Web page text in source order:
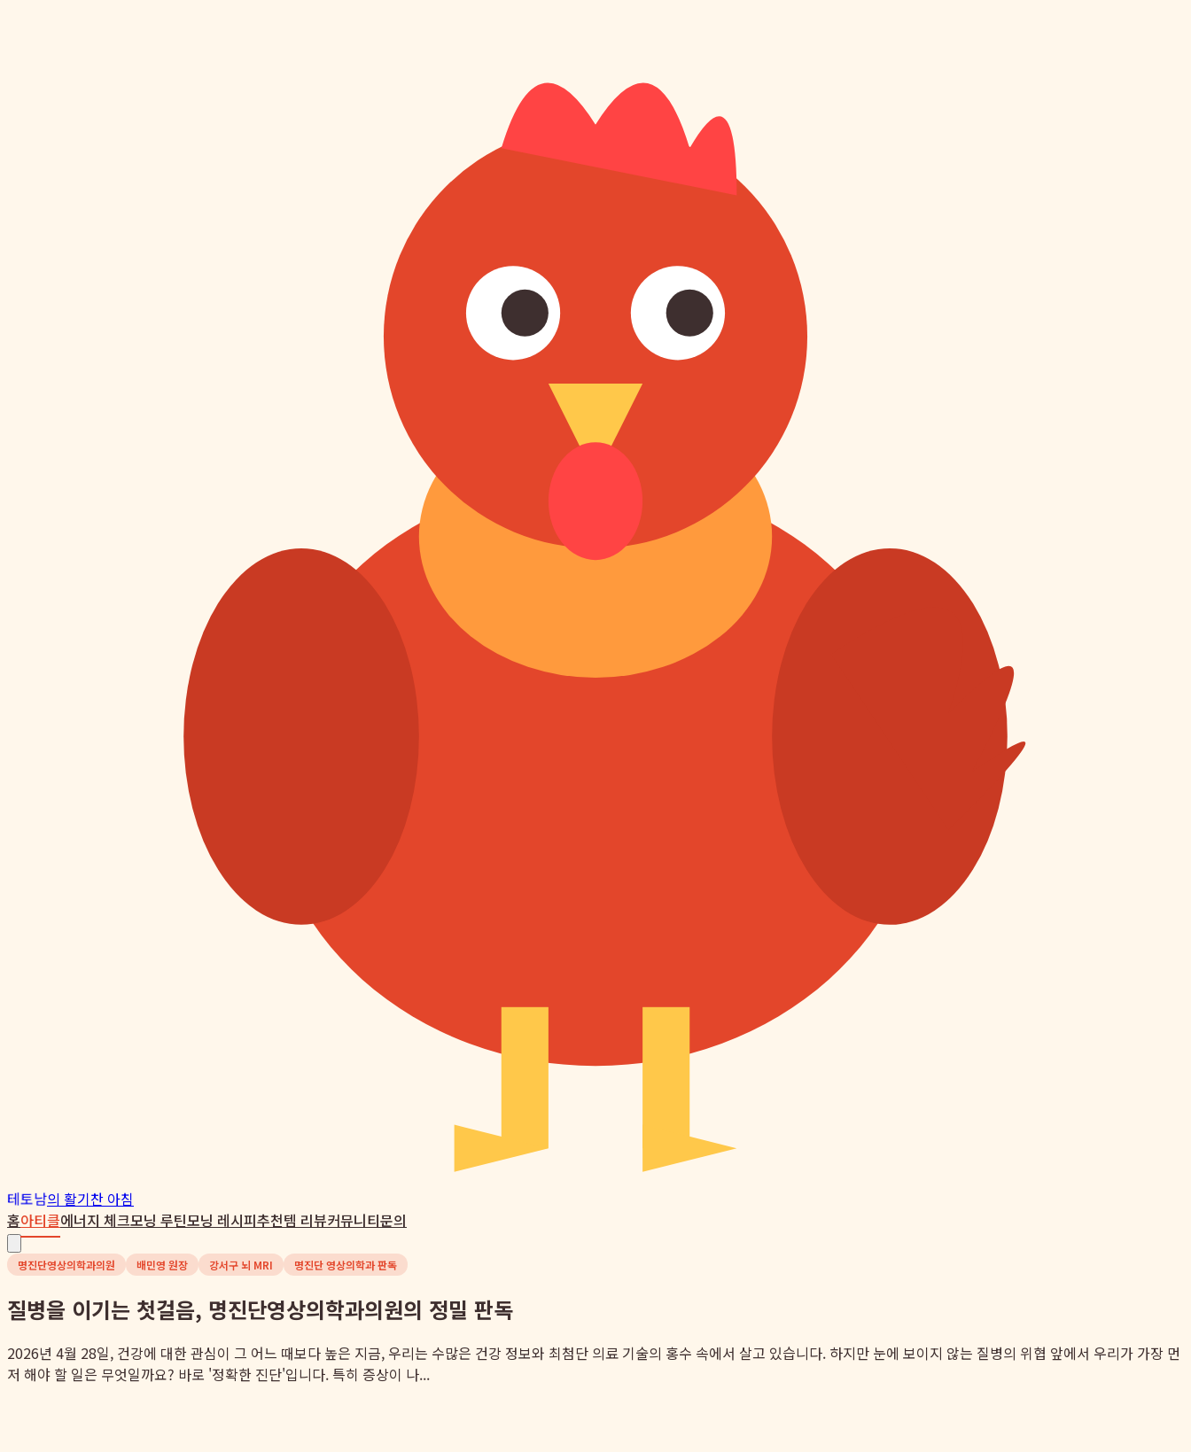
테토남의 활기찬 아침
홈아티클에너지 체크모닝 루틴모닝 레시피추천템 리뷰커뮤니티문의
명진단영상의학과의원 배민영 원장 강서구 뇌 MRI 명진단 영상의학과 판독
질병을 이기는 첫걸음, 명진단영상의학과의원의 정밀 판독
2026년 4월 28일, 건강에 대한 관심이 그 어느 때보다 높은 지금, 우리는 수많은 건강 정보와 최첨단 의료 기술의 홍수 속에서 살고 있습니다. 하지만 눈에 보이지 않는 질병의 위협 앞에서 우리가 가장 먼
저 해야 할 일은 무엇일까요? 바로 '정확한 진단'입니다. 특히 증상이 나...